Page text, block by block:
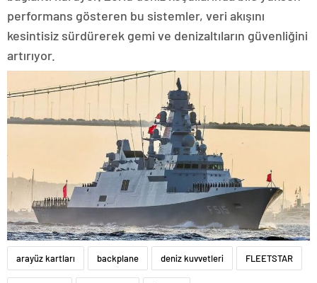
performans gösteren bu sistemler, veri akışını
kesintisiz sürdürerek gemi ve denizaltıların güvenliğini
artırıyor.
arayüz kartları backplane deniz kuvvetleri FLEETSTAR